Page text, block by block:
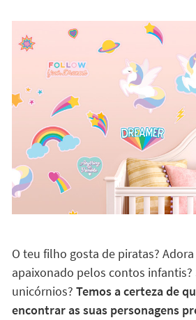
O teu filho gosta de piratas?
apaixonado pelos contos infantis?
unicórnios? Temos a certeza de
encontrar as suas personagens